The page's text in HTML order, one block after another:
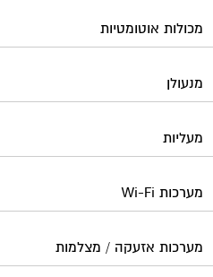
מכולות אוטומטיות
מנעולן
מעליות
מערכות Wi-Fi
מערכות אזעקה / מצלמות